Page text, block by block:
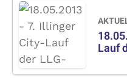
Lauf